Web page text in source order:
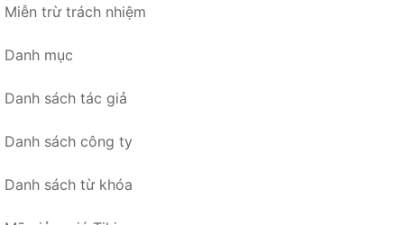
Miễn trừ trách nhiệm
Danh mục
Danh sách tác giả
Danh sách công ty
Danh sách từ khóa